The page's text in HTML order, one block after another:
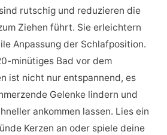
rutschig und reduzieren die
Ziehen führt. Sie erleichtern
Anpassung der Schlafposition.
minütiges Bad vor dem
ist nicht nur entspannend, es
Gelenke lindern und
ankommen lassen. Lies ein
Kerzen an oder spiele deine